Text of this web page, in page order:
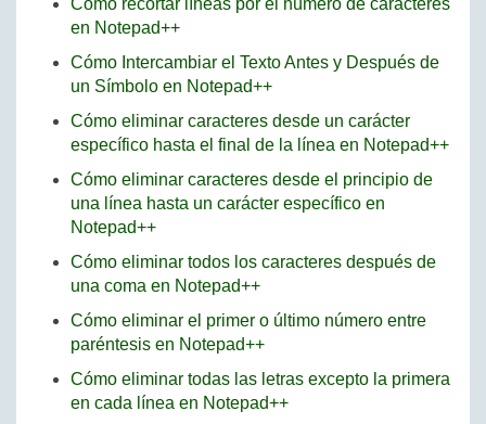
en Notepad++
Cómo Intercambiar el Texto Antes y Después de
un Símbolo en Notepad++
Cómo eliminar caracteres desde un carácter
específico hasta el final de la línea en Notepad++
Cómo eliminar caracteres desde el principio de
una línea hasta un carácter específico en
Notepad++
Cómo eliminar todos los caracteres después de
una coma en Notepad++
Cómo eliminar el primer o último número entre
paréntesis en Notepad++
Cómo eliminar todas las letras excepto la primera
en cada línea en Notepad++